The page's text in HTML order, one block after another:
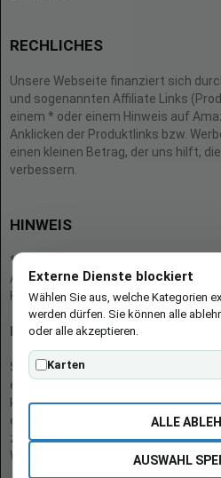
RECHLICHES
Unsere Webseite finanziert sich
und sogenannten Affiliate Links
einem * oder einem Hinweis auf
Anklicken der Produktlinks bzw.
einen kleinen Betrag, der uns hilft,
verbessern.
HINWEIS
* = Afilliate-Link (=Werbung)
Als Amazon-Partner verdient der
Käufen.
Hinweis zu Preisen und
Sofern Produktpreise und
entsprechen diese dem
können sich auf der verlinkten Seite
eines Produkts gelten die Angaben
zum Kaufzeitpunkt [auf der/den
Website(s)] angezeigt werden.
Externe Dienste blockiert
Wählen Sie aus, welche Kategorien
werden dürfen. Sie können alle
oder alle akzeptieren.
Karten
ALLE
AUSWAHL